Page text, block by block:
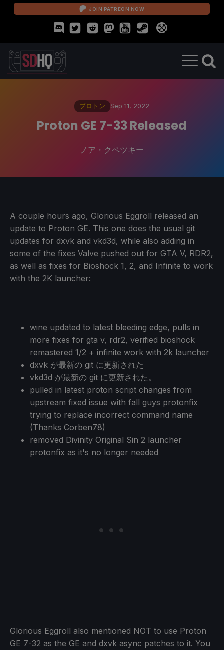
JOIN PATREON NOW
プロトン Sep 11, 2022
Proton GE 7-33 Released
ノア・クペツキー
A couple hours ago, Glorious Eggroll released an
update to Proton GE. This one does the usual git
updates for dxvk and vkd3d, while also adding in
some of the fixes Valve pushed out for GTA V, RDR2,
as well as fixes for Bioshock 1, 2, and Infinite to work
with the 2K launcher:
wine updated to latest bleeding edge, pulls in
more fixes for gta v, rdr2, verified bioshock
remastered 1/2 + infinite work with 2k launcher
dxvk が最新の git に更新された
vkd3d が最新の git に更新された。
pulled in latest proton script changes from
upstream fixed issue with fall guys protonfix
trying to replace incorrect command name
(Thanks Corben78)
removed Divinity Original Sin 2 launcher
protonfix as it's no longer needed
Glorious Eggroll also mentioned NOT to use Proton
GE 7-32 as the GE and dxvk async patches to it. You